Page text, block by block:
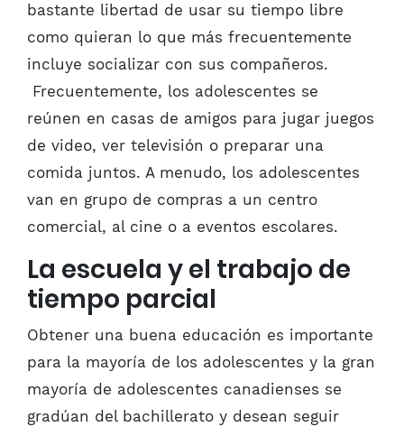
bastante libertad de usar su tiempo libre
como quieran lo que más frecuentemente
incluye socializar con sus compañeros.
Frecuentemente, los adolescentes se
reúnen en casas de amigos para jugar juegos
de video, ver televisión o preparar una
comida juntos. A menudo, los adolescentes
van en grupo de compras a un centro
comercial, al cine o a eventos escolares.
La escuela y el trabajo de
tiempo parcial
Obtener una buena educación es importante
para la mayoría de los adolescentes y la gran
mayoría de adolescentes canadienses se
gradúan del bachillerato y desean seguir